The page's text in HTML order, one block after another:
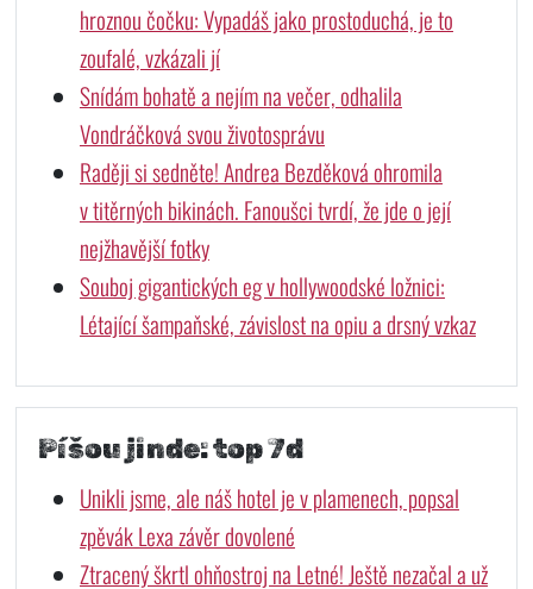
hroznou čočku: Vypadáš jako prostoduchá, je to
zoufalé, vzkázali jí
Snídám bohatě a nejím na večer, odhalila
Vondráčková svou životosprávu
Raději si sedněte! Andrea Bezděková ohromila
v titěrných bikinách. Fanoušci tvrdí, že jde o její
nejžhavější fotky
Souboj gigantických eg v hollywoodské ložnici:
Létající šampaňské, závislost na opiu a drsný vzkaz
Píšou jinde: top 7d
Unikli jsme, ale náš hotel je v plamenech, popsal
zpěvák Lexa závěr dovolené
Ztracený škrtl ohňostroj na Letné! Ještě nezačal a už